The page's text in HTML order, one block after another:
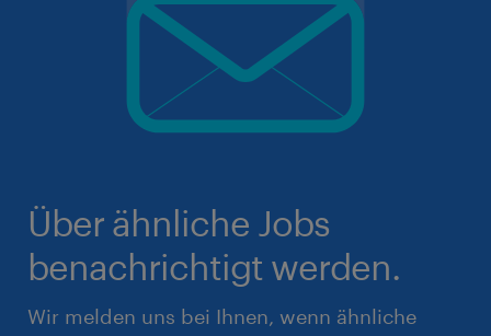
Über ähnliche Jobs
benachrichtigt werden.
Wir melden uns bei Ihnen, wenn ähnliche